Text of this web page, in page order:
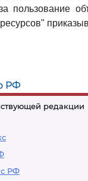
РФ
редакции
РФ
пользование